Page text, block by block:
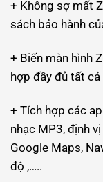
+ Không sợ mất
sách bảo hành
+ Biến màn hình
hợp đầy đủ tất
+ Tích hợp các
nhạc MP3, định
Google Maps,
độ ,…..